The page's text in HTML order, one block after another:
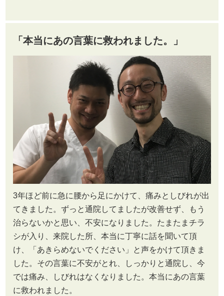
「本当にあの言葉に救われました。」
3年ほど前に急に腰から足にかけて、痛みとしびれが出
てきました。ずっと通院してましたが改善せず、もう
治らないかと思い、不安になりました。たまたまチラ
シが入り、来院した所、本当に丁寧に話を聞いて頂
け、「あきらめないでください」と声をかけて頂きま
した。その言葉に不安がとれ、しっかりと通院し、今
では痛み、しびれはなくなりました。本当にあの言葉
に救われました。